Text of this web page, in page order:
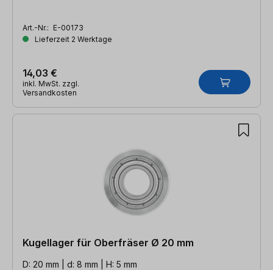
Art.-Nr.: E-00173
Lieferzeit 2 Werktage
14,03 €
inkl. MwSt. zzgl.
Versandkosten
Kugellager für Oberfräser Ø 20 mm
D: 20 mm | d: 8 mm | H: 5 mm